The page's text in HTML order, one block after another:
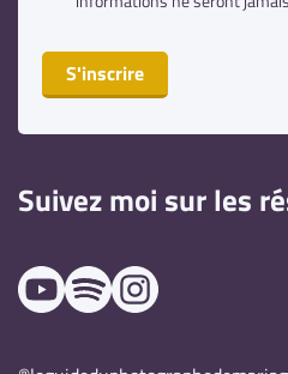
S'inscrire
Suivez moi sur les